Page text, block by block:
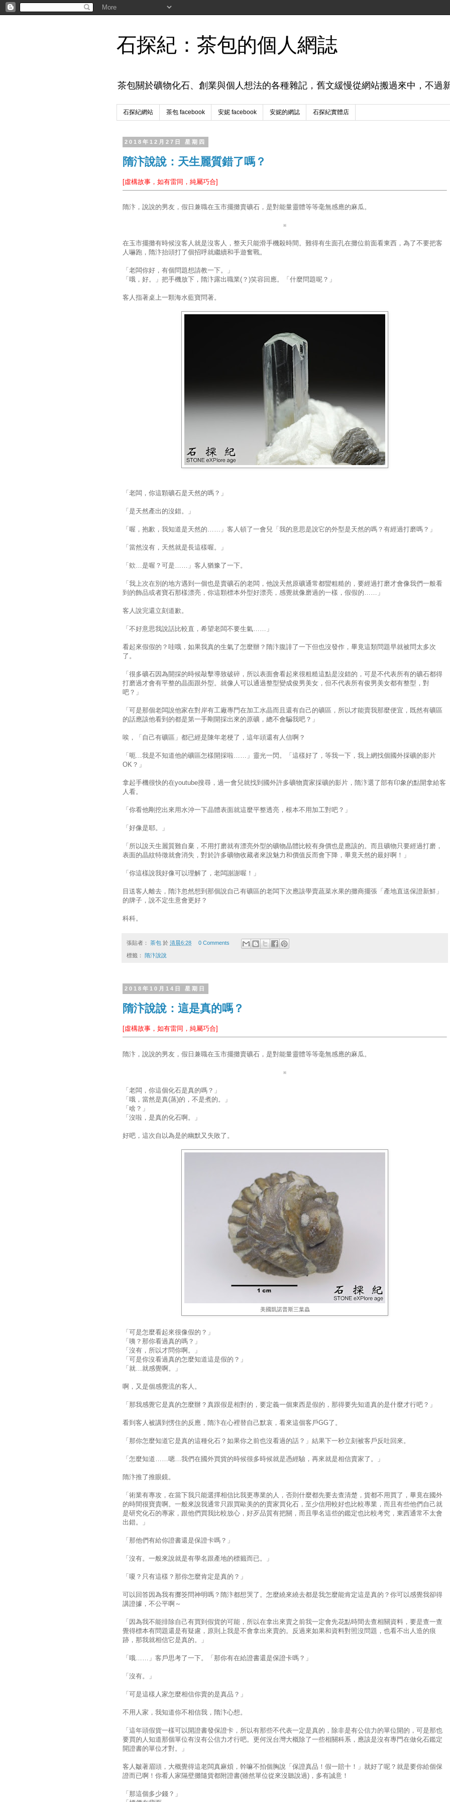
石探紀：茶包的個人網誌
茶包關於礦物化石、創業與個人想法的各種雜記，舊文緩慢從網站搬過來中，不過
石探紀網站 茶包 facebook 安妮 facebook 安妮的網誌 石探紀實體店
2018年12月27日 星期四
隋汴說說：天生麗質錯了嗎？
[虛構故事，如有雷同，純屬巧合]
隋汴，說說的男友，假日兼職在玉市擺攤賣礦石，是對能量靈體等等毫無感應的麻瓜。
※
在玉市擺攤有時候沒客人就是沒客人，整天只能滑手機殺時間。難得有生面孔在攤位前面看東西，為了不要把客
人嚇跑，隋汴抬頭打了個招呼就繼續和手遊奮戰。
「老闆你好，有個問題想請教一下。」
「哦，好。」把手機放下，隋汴露出職業(？)笑容回應。「什麼問題呢？」
客人指著桌上一顆海水藍寶問著。
「老闆，你這顆礦石是天然的嗎？」
「是天然產出的沒錯。」
「喔，抱歉，我知道是天然的……」客人頓了一會兒「我的意思是說它的外型是天然的嗎？有經過打磨嗎？」
「當然沒有，天然就是長這樣喔。」
「欸…是喔？可是……」客人猶豫了一下。
「我上次在別的地方遇到一個也是賣礦石的老闆，他說天然原礦通常都蠻粗糙的，要經過打磨才會像我們一般看
到的飾品或者寶石那樣漂亮，你這顆標本外型好漂亮，感覺就像磨過的一樣，假假的……」
客人說完還立刻道歉。
「不好意思我說話比較直，希望老闆不要生氣……」
看起來假假的？哇哦，如果我真的生氣了怎麼辦？隋汴腹誹了一下但也沒發作，畢竟這類問題早就被問太多次
了。
「很多礦石因為開採的時候敲擊導致破碎，所以表面會看起來很粗糙這點是沒錯的，可是不代表所有的礦石都得
打磨過才會有平整的晶面跟外型。就像人可以通過整型變成俊男美女，但不代表所有俊男美女都有整型，對
吧？」
「可是那個老闆說他家在對岸有工廠專門在加工水晶而且還有自己的礦區，所以才能賣我那麼便宜，既然有礦區
的話應該他看到的都是第一手剛開採出來的原礦，總不會騙我吧？」
唉，「自己有礦區」都已經是陳年老梗了，這年頭還有人信啊？
「呃…我是不知道他的礦區怎樣開採啦……」靈光一閃。「這樣好了，等我一下，我上網找個國外採礦的影片
OK？」
拿起手機很快的在youtube搜尋，過一會兒就找到國外許多礦物賣家採礦的影片，隋汴選了部有印象的點開拿給客
人看。
「你看他剛挖出來用水沖一下晶體表面就這麼平整透亮，根本不用加工對吧？」
「好像是耶。」
「所以說天生麗質難自棄，不用打磨就有漂亮外型的礦物晶體比較有身價也是應該的。而且礦物只要經過打磨，
表面的晶紋特徵就會消失，對於許多礦物收藏者來說魅力和價值反而會下降，畢竟天然的最好啊！」
「你這樣說我好像可以理解了，老闆謝謝喔！」
目送客人離去，隋汴忽然想到那個說自己有礦區的老闆下次應該學賣蔬菜水果的攤商擺張「產地直送保證新鮮」
的牌子，說不定生意會更好？
科科。
張貼者： 茶包 於 清晨6:28 0 Comments
標籤： 隋汴說說
2018年10月14日 星期日
隋汴說說：這是真的嗎？
[虛構故事，如有雷同，純屬巧合]
隋汴，說說的男友，假日兼職在玉市擺攤賣礦石，是對能量靈體等等毫無感應的麻瓜。
※
「老闆，你這個化石是真的嗎？」
「哦，當然是真(蒸)的，不是煮的。」
「啥？」
「沒啦，是真的化石啊。」
好吧，這次自以為是的幽默又失敗了。
美國凱諾普斯三葉蟲
「可是怎麼看起來很像假的？」
「咦？那你看過真的嗎？」
「沒有，所以才問你啊。」
「可是你沒看過真的怎麼知道這是假的？」
「就…就感覺啊。」
啊，又是個感覺流的客人。
「那我感覺它是真的怎麼辦？真跟假是相對的，要定義一個東西是假的，那得要先知道真的是什麼才行吧？」
看到客人被講到愣住的反應，隋汴在心裡替自己默哀，看來這個客戶GG了。
「那你怎麼知道它是真的這種化石？如果你之前也沒看過的話？」結果下一秒立刻被客戶反吐回來。
「怎麼知道……嗯…我們在國外買貨的時候很多時候就是憑經驗，再來就是相信賣家了。」
隋汴推了推眼鏡。
「術業有專攻，在當下我只能選擇相信比我更專業的人，否則什麼都先要去查清楚，貨都不用買了，畢竟在國外
的時間很寶貴啊。一般來說我通常只跟買歐美的的賣家買化石，至少信用較好也比較專業，而且有些他們自己就
是研究化石的專家，跟他們買我比較放心，好歹品質有把關，而且學名這些的鑑定也比較考究，東西通常不太會
出錯。」
「那他們有給你證書還是保證卡嗎？」
「沒有。一般來說就是有學名跟產地的標籤而已。」
「嗄？只有這樣？那你怎麼肯定是真的？」
可以回答因為我有擲筊問神明嗎？隋汴都想哭了。怎麼繞來繞去都是我怎麼能肯定這是真的？你可以感覺我卻得
講證據，不公平啊～
「因為我不能排除自己有買到假貨的可能，所以在拿出來賣之前我一定會先花點時間去查相關資料，要是查一查
覺得標本有問題還是有疑慮，原則上我是不會拿出來賣的。反過來如果和資料對照沒問題，也看不出人造的痕
跡，那我就相信它是真的。」
「哦……」客戶思考了一下。「那你有在給證書還是保證卡嗎？」
「沒有。」
「可是這樣人家怎麼相信你賣的是真品？」
不用人家，我知道你不相信我，隋汴心想。
「這年頭假貨一樣可以開證書發保證卡，所以有那些不代表一定是真的，除非是有公信力的單位開的，可是那也
要買的人知道那個單位有沒有公信力才行吧。更何況台灣大概除了一些相關科系，應該是沒有專門在做化石鑑定
開證書的單位才對。」
客人皺著眉頭，大概覺得這老闆真麻煩，幹嘛不拍個胸說「保證真品！假一賠十！」就好了呢？就是要你給個保
證而已啊！你看人家隔壁攤隨貨都附證書(雖然單位從來沒聽說過)，多有誠意！
「那這個多少錢？」